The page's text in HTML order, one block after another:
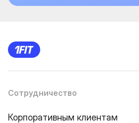
Сотрудничество
Корпоративным клиентам